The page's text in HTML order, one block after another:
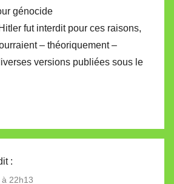
génocide
fut interdit pour ces raisons,
– théoriquement –
versions publiées sous le
:
22h13